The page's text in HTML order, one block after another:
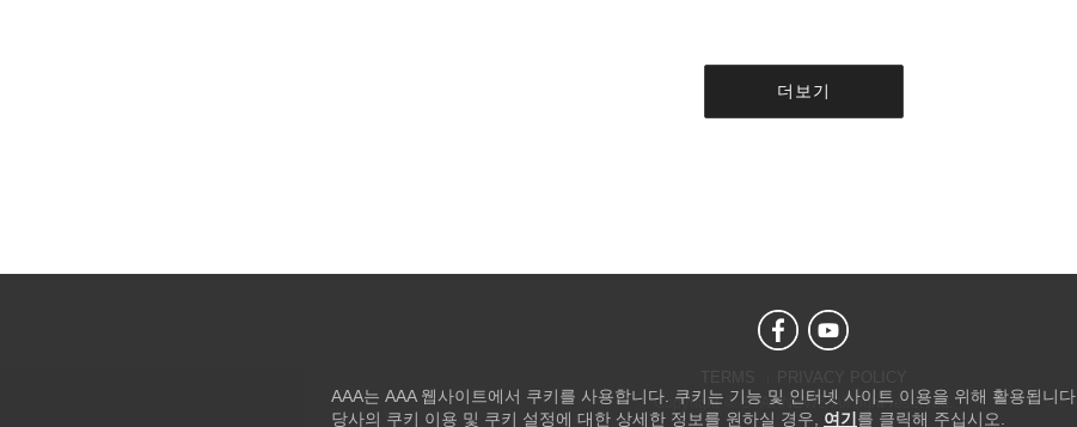
더보기
Copyright © STARNEWS All right reserved.
AAA는 AAA 웹사이트에서 쿠키를 사용합니다. 쿠키는 기능 및 인터넷 사이트 이용을 위해 활용됩니다.
당사의 쿠키 이용 및 쿠키 설정에 대한 상세한 정보를 원하실 경우, 여기 를 클릭해 주십시오.